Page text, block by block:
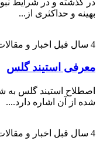
در گذشته و در شرایط
بهینه و حداکثری از...
4 سال قبل اخبار و
معرفی استیند گلس
اصطلاح استیند گلس به
شده از آن اشاره دارد....
4 سال قبل اخبار و